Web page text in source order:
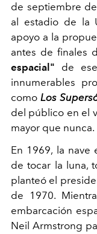
de septiembre
al estadio de la
apoyo a la
antes de finales
espacial" de
innumerables
como Los
del público en el
mayor que nunca.
En 1969, la nave
de tocar la luna,
planteó el
de 1970.
embarcación
Neil Armstrong